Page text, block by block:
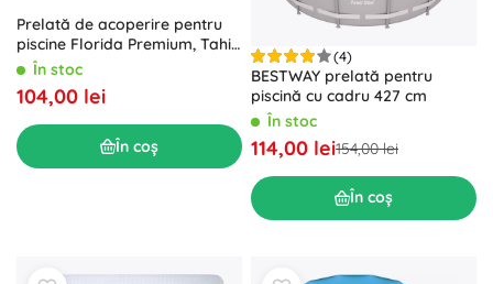
Prelată de acoperire pentru
piscine Florida Premium, Tahiti
și Intex Frame Set 2 × 4 m
În stoc
104,00 lei
În coș
(4)
BESTWAY prelată pentru
piscină cu cadru 427 cm
În stoc
114,00 lei154,00 lei
În coș